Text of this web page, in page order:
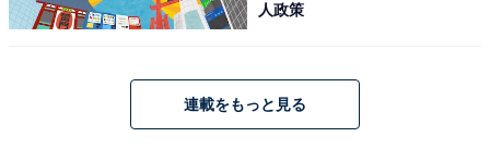
人政策
連載をもっと見る